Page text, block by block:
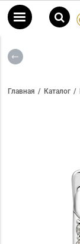
Главная Каталог